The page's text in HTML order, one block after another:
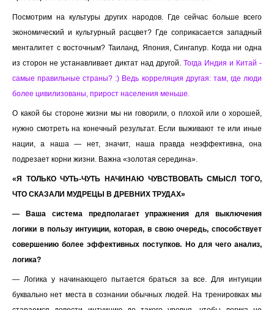
Посмотрим на культуры других народов. Где сейчас больше всего
экономический и культурный расцвет? Где соприкасается западный
менталитет с восточным? Таиланд, Япония, Сингапур. Когда ни одна
из сторон не устанавливает диктат над другой. Тогда Индия и Китай -
самые правильные страны? :) Ведь корреляция другая: там, где люди
более цивилизованы, прирост населения меньше.
О какой бы стороне жизни мы ни говорили, о плохой или о хорошей,
нужно смотреть на конечный результат. Если выживают те или иные
нации, а наша — нет, значит, наша правда неэффективна, она
подрезает корни жизни. Важна «золотая середина».
«Я ТОЛЬКО ЧУТЬ-ЧУТЬ НАЧИНАЮ ЧУВСТВОВАТЬ СМЫСЛ ТОГО,
ЧТО СКАЗАЛИ МУДРЕЦЫ В ДРЕВНИХ ТРУДАХ»
— Ваша система предполагает упражнения для выключения
логики в пользу интуиции, которая, в свою очередь, способствует
совершению более эффективных поступков. Но для чего анализ,
логика?
— Логика у начинающего пытается браться за все. Для интуиции
буквально нет места в сознании обычных людей. На тренировках мы